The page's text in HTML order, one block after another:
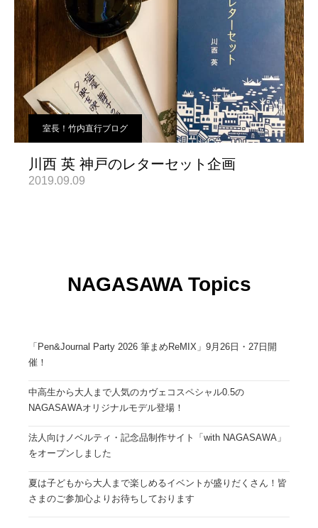
室長！竹内直行ブログ
川西 英 神戸のレターセット企画
2019.09.09
NAGASAWA Topics
「Pen&Journal Party 2026 筆まめReMIX」9月26日・27日開
催！
中高生から大人まで人気のカヴェコスペシャル0.5の
NAGASAWAオリジナルモデル登場！
法人向けノベルティ・記念品制作サイト「with NAGASAWA」
をオープンしました
夏は子どもから大人まで楽しめるイベントが盛りだくさん！皆
さまのご参加心よりお待ちしております